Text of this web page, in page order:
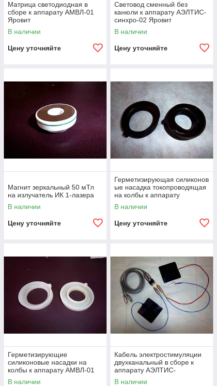
Матрица светодиодная в
сборе к аппарату АМВЛ-01
Яровит
В наличии
Цену уточняйте
Световод сменный без
канюли к аппарату АЭЛТИС-
синхро-02 Яровит
В наличии
Цену уточняйте
Магнит зеркальный 50 мТл
на излучатель ИК 1-лазера
В наличии
Цену уточняйте
Герметизирующая силиконов
ые насадка токопроводящая
на колбы к аппарату
АМВЛ-01 Яровит
В наличии
Цену уточняйте
Герметизирующие
силиконовые насадки на
колбы к аппарату АМВЛ-01
Яровит
В наличии
Кабель электростимуляции
двухканальный в сборе к
аппарату АЭЛТИС-
синхро-02 Яровит
В наличии